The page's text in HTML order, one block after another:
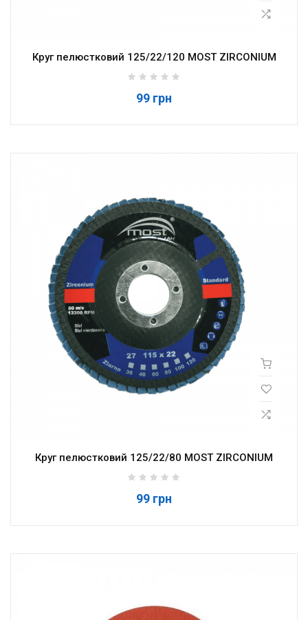
Круг пелюстковий 125/22/120 MOST ZIRCONIUM
99 грн
Круг пелюстковий 125/22/80 MOST ZIRCONIUM
99 грн